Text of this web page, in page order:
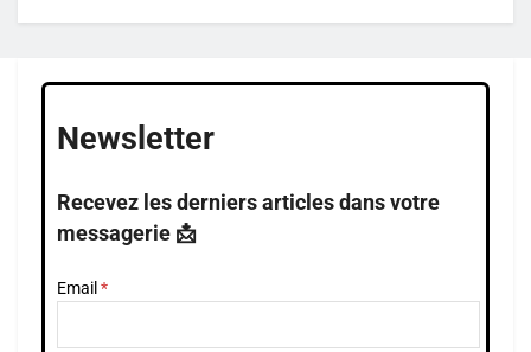
Newsletter
Recevez les derniers articles dans votre
messagerie 📩
Email